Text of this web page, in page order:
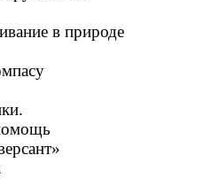
в природе